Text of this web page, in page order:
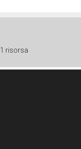
1 risorsa